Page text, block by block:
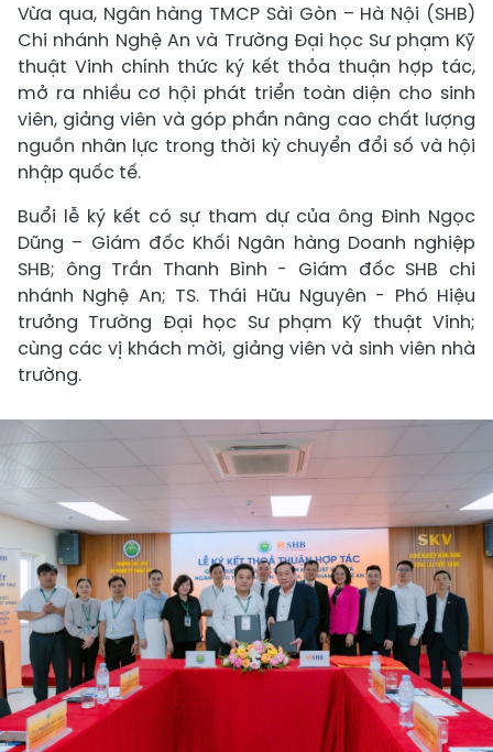
Vừa qua, Ngân hàng TMCP Sài Gòn – Hà Nội (SHB)
Chi nhánh Nghệ An và Trường Đại học Sư phạm Kỹ
thuật Vinh chính thức ký kết thỏa thuận hợp tác,
mở ra nhiều cơ hội phát triển toàn diện cho sinh
viên, giảng viên và góp phần nâng cao chất lượng
nguồn nhân lực trong thời kỳ chuyển đổi số và hội
nhập quốc tế.
Buổi lễ ký kết có sự tham dự của ông Đinh Ngọc
Dũng – Giám đốc Khối Ngân hàng Doanh nghiệp
SHB; ông Trần Thanh Bình - Giám đốc SHB chi
nhánh Nghệ An; TS. Thái Hữu Nguyên - Phó Hiệu
trưởng Trường Đại học Sư phạm Kỹ thuật Vinh;
cùng các vị khách mời, giảng viên và sinh viên nhà
trường.